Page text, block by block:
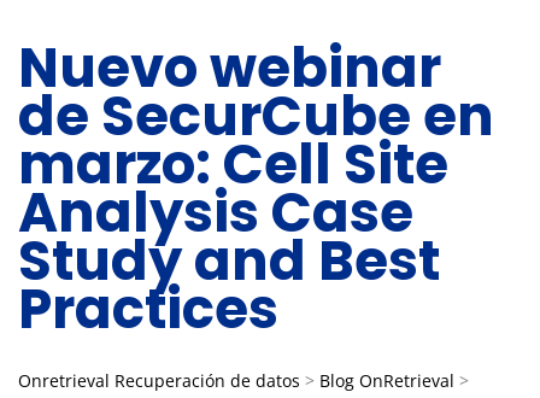
Nuevo webinar
de SecurCube en
marzo: Cell Site
Analysis Case
Study and Best
Practices
Onretrieval Recuperación de datos > Blog OnRetrieval >